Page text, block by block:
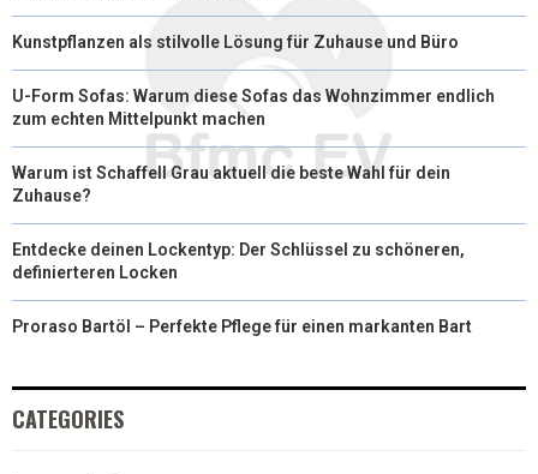
Kunstpflanzen als stilvolle Lösung für Zuhause und Büro
U-Form Sofas: Warum diese Sofas das Wohnzimmer endlich
zum echten Mittelpunkt machen
Warum ist Schaffell Grau aktuell die beste Wahl für dein
Zuhause?
Entdecke deinen Lockentyp: Der Schlüssel zu schöneren,
definierteren Locken
Proraso Bartöl – Perfekte Pflege für einen markanten Bart
CATEGORIES